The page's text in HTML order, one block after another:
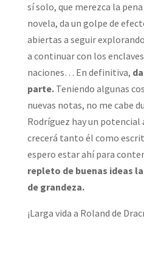
sí solo, que merezca la
novela, da un golpe de
abiertas a seguir
a continuar con los
naciones… En definitiva,
parte.Teniendo algunas
nuevas notas, no me cabe
Rodríguez hay un potencial
crecerá tanto él como
espero estar ahí para
repleto de buenas ideas
de grandeza.
¡Larga vida a Roland de